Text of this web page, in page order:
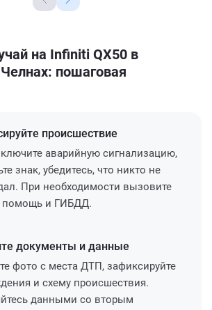
на Infiniti QX50 в
пошаговая
происшествие
аварийную сигнализацию,
знак, убедитесь, что никто не
При необходимости вызовите
помощь и ГИБДД.
документы и данные
фото с места ДТП, зафиксируйте
и схему происшествия.
данными со вторым